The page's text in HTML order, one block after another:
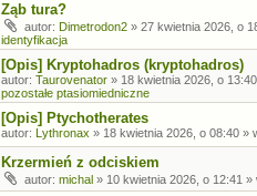
Ząb tura?
autor: Dimetrodon2 » 27 kwietnia 2026, o
identyfikacja
[Opis] Kryptohadros (kryptohadros)
autor: Taurovenator » 18 kwietnia 2026, o 13:40
pozostałe ptasiomiedniczne
[Opis] Ptychotherates
autor: Lythronax » 18 kwietnia 2026, o 08:40 »
Krzermień z odciskiem
autor: michal » 10 kwietnia 2026, o 12:41 »